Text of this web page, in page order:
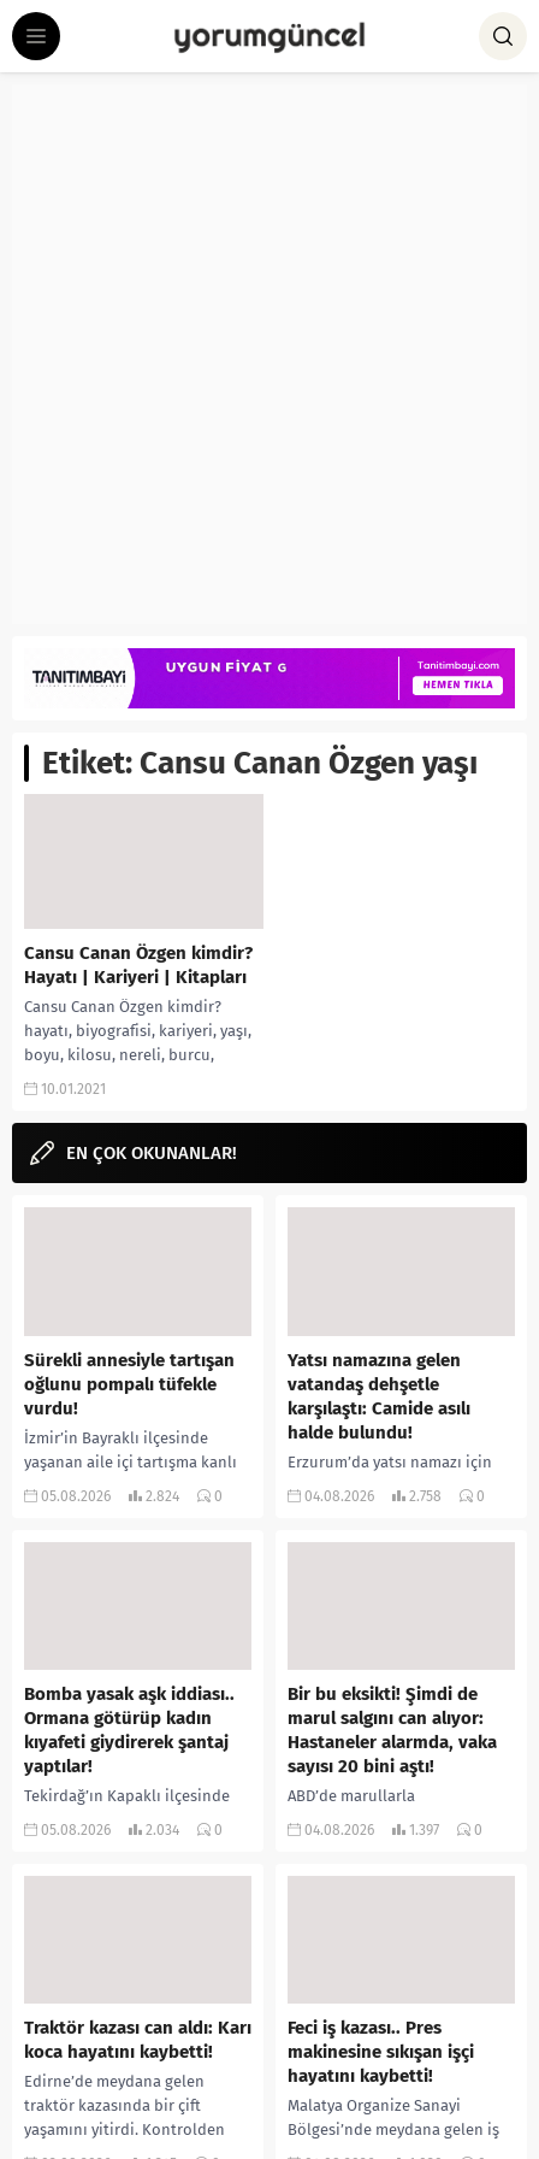
Etiket:Cansu Canan Özgen yaşı
Cansu Canan Özgen kimdir?
Hayatı | Kariyeri | Kitapları
Cansu Canan Özgen kimdir?
hayatı, biyografisi, kariyeri, yaşı,
boyu, kilosu, nereli, burcu,
sevgilisi, programları, kitapları,
gibi...
10.01.2021
EN ÇOK OKUNANLAR!
Sürekli annesiyle tartışan
oğlunu pompalı tüfekle
vurdu!
İzmir’in Bayraklı ilçesinde
yaşanan aile içi tartışma kanlı
bitti. İddiaya göre, uzun süredir
05.08.2026 2.824 0
Yatsı namazına gelen
vatandaş dehşetle
karşılaştı: Camide asılı
halde bulundu!
Erzurum’da yatsı namazı için
camiye gelen bir vatandaş,
04.08.2026 2.758 0
Bomba yasak aşk iddiası..
Ormana götürüp kadın
kıyafeti giydirerek şantaj
yaptılar!
Tekirdağ’ın Kapaklı ilçesinde
bir kişiyi, arkadaşının eşiyle
05.08.2026 2.034 0
Bir bu eksikti! Şimdi de
marul salgını can alıyor:
Hastaneler alarmda, vaka
sayısı 20 bini aştı!
ABD’de marullarla
ilişkilendirilen siklospora
04.08.2026 1.397 0
Traktör kazası can aldı: Karı
koca hayatını kaybetti!
Edirne’de meydana gelen
traktör kazasında bir çift
yaşamını yitirdi. Kontrolden
çıkarak devrilen traktörün
Feci iş kazası.. Pres
makinesine sıkışan işçi
hayatını kaybetti!
Malatya Organize Sanayi
Bölgesi’nde meydana gelen iş
kazasında, pres makinesine